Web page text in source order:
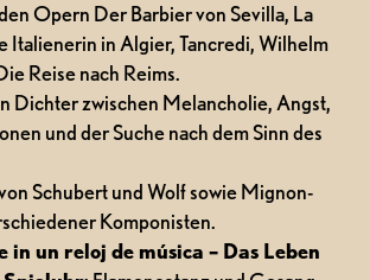
Opern Der Barbier von Sevilla, La
Italienerin in Algier, Tancredi, Wilhelm
Reise nach Reims.
Dichter zwischen Melancholie, Angst,
und der Suche nach dem Sinn des
Schubert und Wolf sowie Mignon-
Komponisten.
in un reloj de música – Das Leben